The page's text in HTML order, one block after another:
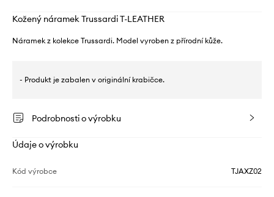
Kožený náramek Trussardi T-LEATHER
Náramek z kolekce Trussardi. Model vyroben z přírodní kůže.
- Produkt je zabalen v originální krabičce.
Podrobnosti o výrobku
Údaje o výrobku
Kód výrobce TJAXZ02